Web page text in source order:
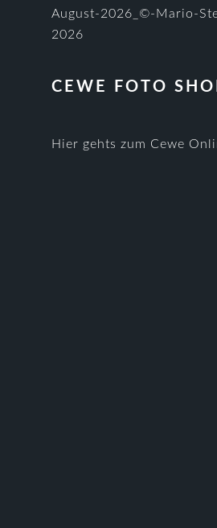
CEWE FOTO
Hier gehts zum Cewe